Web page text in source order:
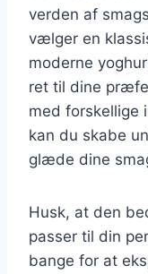
verden af
vælger en
moderne
ret til dine
med forskellige
kan du skabe
glæde dine
Husk, at den
passer til din
bange for at